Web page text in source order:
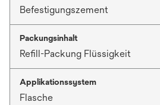
Befestigungszement
Packungsinhalt
Refill-Packung Flüssigkeit
Applikationssystem
Flasche